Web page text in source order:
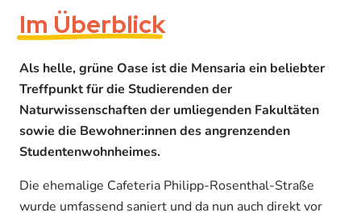
Im Überblick
Als helle, grüne Oase ist die Mensaria ein beliebter
Treffpunkt für die Studierenden der
Naturwissenschaften der umliegenden Fakultäten
sowie die Bewohner:innen des angrenzenden
Studentenwohnheimes.
Die ehemalige Cafeteria Philipp-Rosenthal-Straße
wurde umfassend saniert und da nun auch direkt vor